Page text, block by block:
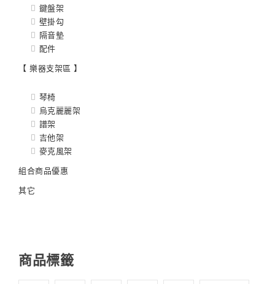
鍵盤架
壁掛勾
隔音墊
配件
【 樂器支架區 】
琴椅
烏克麗麗架
譜架
吉他架
麥克風架
組合商品優惠
其它
商品標籤